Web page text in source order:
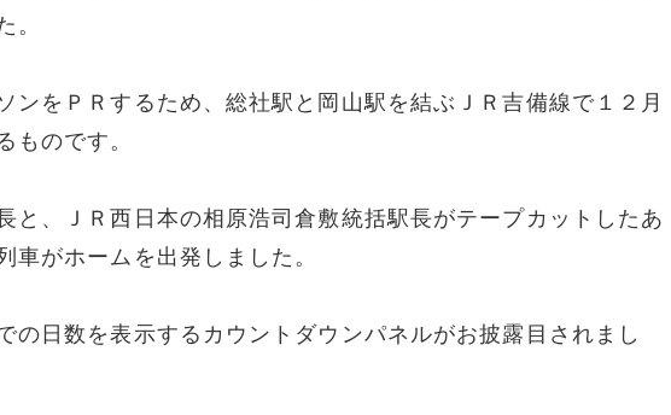
。
ンをＰＲするため、総社駅と岡山駅を結ぶＪＲ吉備線で１２月
ものです。
と、ＪＲ西日本の相原浩司倉敷統括駅長がテープカットしたあ
車がホームを出発しました。
の日数を表示するカウントダウンパネルがお披露目されまし